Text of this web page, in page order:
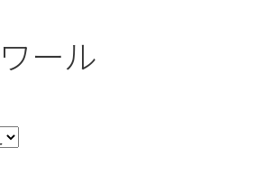
ール